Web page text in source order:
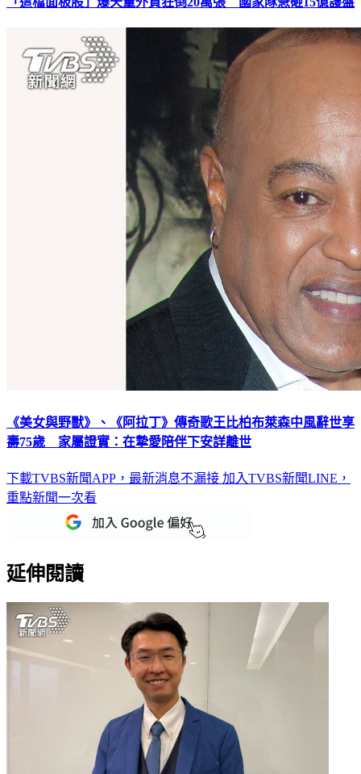
《美女與野獸》、《阿拉丁》傳奇歌王比柏布萊森中風辭世享
壽75歲 家屬證實：在摯愛陪伴下安詳離世
下載TVBS新聞APP，最新消息不漏接 加入TVBS新聞LINE，
重點新聞一次看
延伸閱讀